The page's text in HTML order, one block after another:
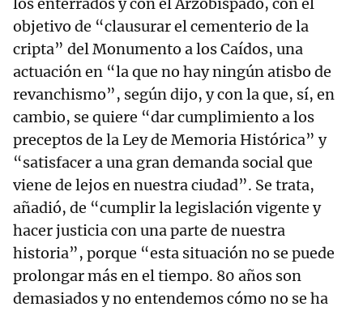
objetivo de “clausurar el cementerio de la
cripta” del Monumento a los Caídos, una
actuación en “la que no hay ningún atisbo de
revanchismo”, según dijo, y con la que, sí, en
cambio, se quiere “dar cumplimiento a los
preceptos de la Ley de Memoria Histórica” y
“satisfacer a una gran demanda social que
viene de lejos en nuestra ciudad”. Se trata,
añadió, de “cumplir la legislación vigente y
hacer justicia con una parte de nuestra
historia”, porque “esta situación no se puede
prolongar más en el tiempo. 80 años son
demasiados y no entendemos cómo no se ha